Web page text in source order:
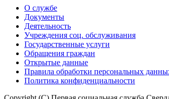
О службе
Документы
Деятельность
Учреждения соц. обслуживания
Государственные услуги
Обращения граждан
Открытые данные
Правила обработки персональных
Политика конфиденциальности